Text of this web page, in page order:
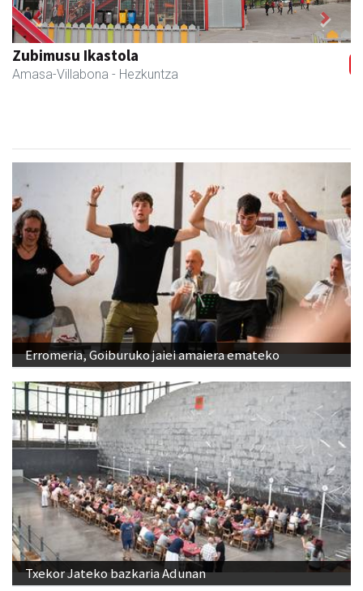
Zubimusu Ikastola
Amasa-Villabona - Hezkuntza
Previous Next
Erromeria, Goiburuko jaiei amaiera emateko
Txekor Jateko bazkaria Adunan